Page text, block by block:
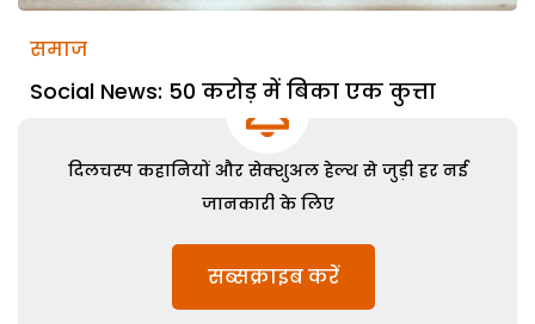
समाज
Social News: 50 करोड़ में बिका एक कुत्ता
दिलचस्प कहानियों और सेक्शुअल हेल्थ से जुड़ी हर नई
जानकारी के लिए
सब्सक्राइब करें